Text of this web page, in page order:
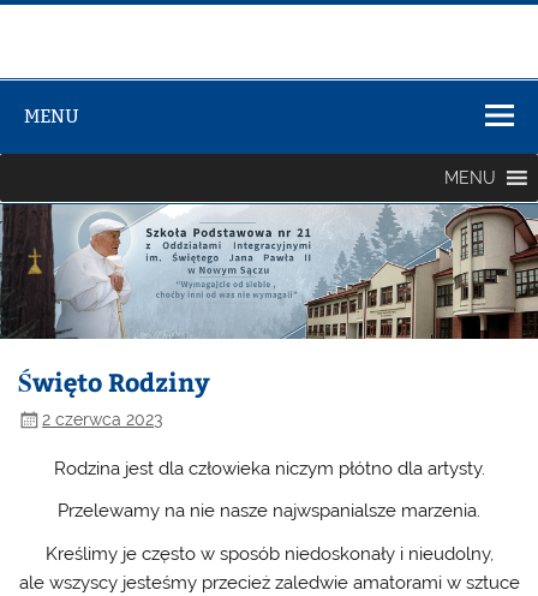
Szkolno-
Przedszkolny
nr 3
MENU
MENU
Święto Rodziny
2 czerwca 2023
Rodzina jest dla człowieka niczym płótno dla artysty.
Przelewamy na nie nasze najwspanialsze marzenia.
Kreślimy je często w sposób niedoskonały i nieudolny,
ale wszyscy jesteśmy przecież zaledwie amatorami w sztuce